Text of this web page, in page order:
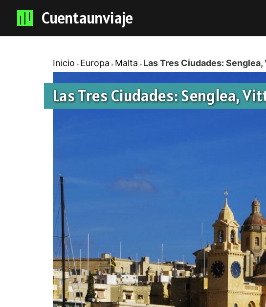
Cuentaunviaje
Inicio Europa Malta Las Tres Ciudades:
Las Tres Ciudades: Senglea,